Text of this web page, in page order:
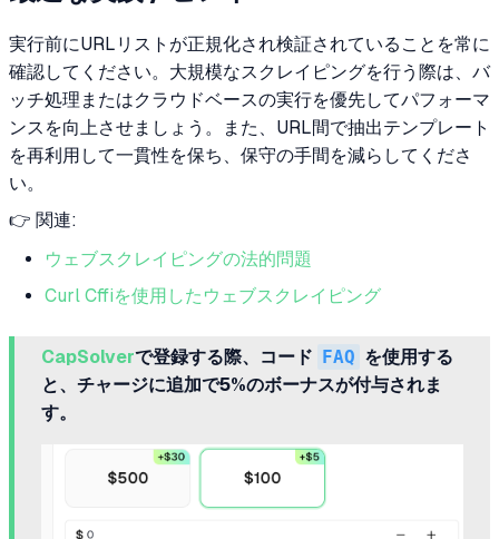
実行前にURLリストが正規化され検証されていることを常に
確認してください。大規模なスクレイピングを行う際は、バ
ッチ処理またはクラウドベースの実行を優先してパフォーマ
ンスを向上させましょう。また、URL間で抽出テンプレート
を再利用して一貫性を保ち、保守の手間を減らしてくださ
い。
👉 関連:
ウェブスクレイピングの法的問題
Curl Cffiを使用したウェブスクレイピング
CapSolverで登録する際、コード FAQ を使用する
と、チャージに追加で5%のボーナスが付与されま
す。